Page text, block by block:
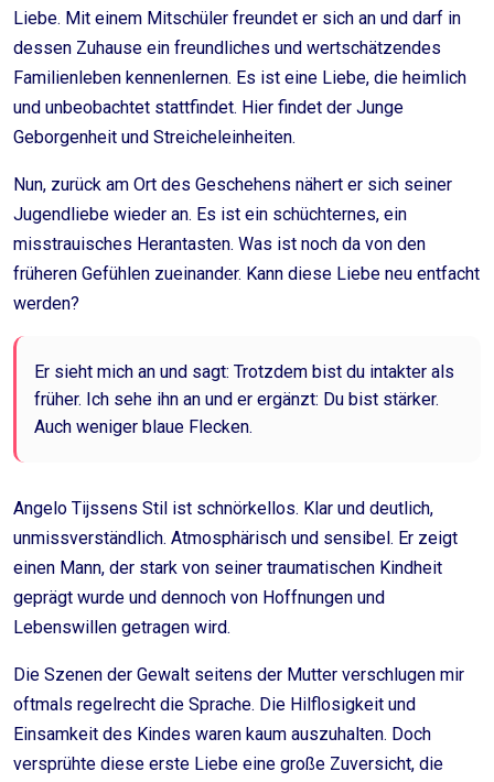
Liebe. Mit einem Mitschüler freundet er sich an und darf in
dessen Zuhause ein freundliches und wertschätzendes
Familienleben kennenlernen. Es ist eine Liebe, die heimlich
und unbeobachtet stattfindet. Hier findet der Junge
Geborgenheit und Streicheleinheiten.
Nun, zurück am Ort des Geschehens nähert er sich seiner
Jugendliebe wieder an. Es ist ein schüchternes, ein
misstrauisches Herantasten. Was ist noch da von den
früheren Gefühlen zueinander. Kann diese Liebe neu entfacht
werden?
Er sieht mich an und sagt: Trotzdem bist du intakter als
früher. Ich sehe ihn an und er ergänzt: Du bist stärker.
Auch weniger blaue Flecken.
Angelo Tijssens Stil ist schnörkellos. Klar und deutlich,
unmissverständlich. Atmosphärisch und sensibel. Er zeigt
einen Mann, der stark von seiner traumatischen Kindheit
geprägt wurde und dennoch von Hoffnungen und
Lebenswillen getragen wird.
Die Szenen der Gewalt seitens der Mutter verschlugen mir
oftmals regelrecht die Sprache. Die Hilflosigkeit und
Einsamkeit des Kindes waren kaum auszuhalten. Doch
versprühte diese erste Liebe eine große Zuversicht, die